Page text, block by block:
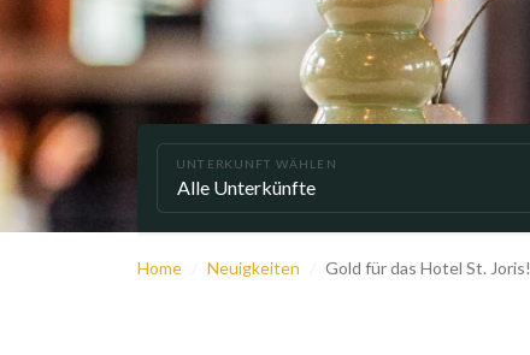
UNTERKUNFT WÄHLEN
Home Neuigkeiten Gold für das Hotel St. Joris!